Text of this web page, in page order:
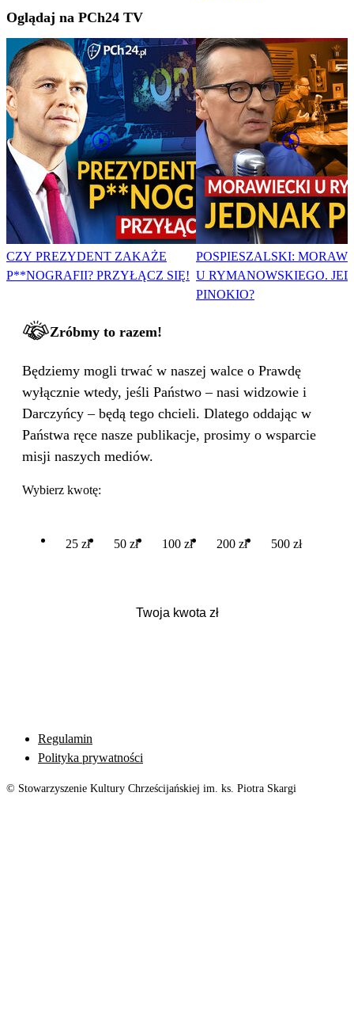
Oglądaj na PCh24 TV
CZY PREZYDENT ZAKAŻE
P**NOGRAFII? PRZYŁĄCZ SIĘ!
POSPIESZALSKI:
U RYMANOWSKIEGO.
PINOKIO?
Zróbmy to razem!
Będziemy mogli trwać w naszej walce o Prawdę
wyłącznie wtedy, jeśli Państwo – nasi widzowie i
Darczyńcy – będą tego chcieli. Dlatego oddając w
Państwa ręce nasze publikacje, prosimy o wsparcie
misji naszych mediów.
Wybierz kwotę:
25 zł 50 zł 100 zł 200 zł 500 zł
Regulamin
Polityka prywatności
© Stowarzyszenie Kultury Chrześcijańskiej im. ks. Piotra Skargi